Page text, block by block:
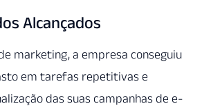
Alcançados
marketing, a empresa conseguiu
em tarefas repetitivas e
das suas campanhas de e-